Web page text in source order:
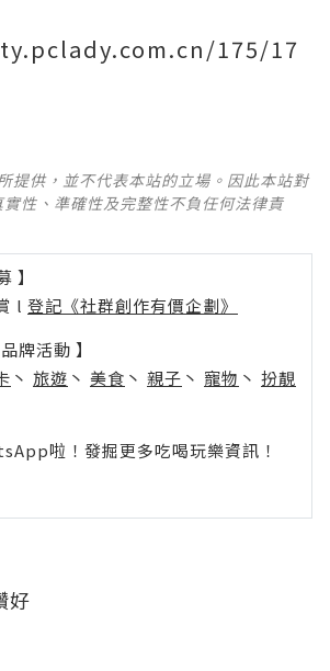
175/17
提供，並不代表本站的立場。因此本站對
性、準確性及完整性不負任何法律責
】
l 登記《社群創作有價企劃》
牌活動 】
丶 旅遊 丶 美食 丶 親子 丶 寵物 丶 扮靚
啦！發掘更多吃喝玩樂資訊！
好